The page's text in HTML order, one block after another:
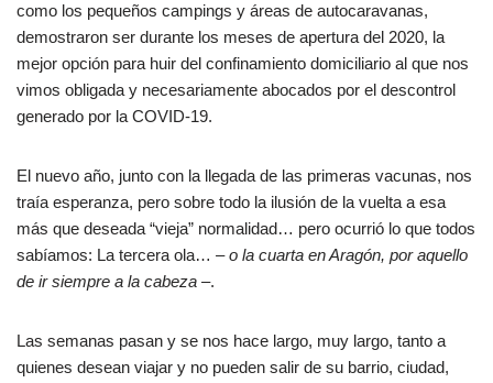
como los pequeños campings y áreas de autocaravanas,
demostraron ser durante los meses de apertura del 2020, la
mejor opción para huir del confinamiento domiciliario al que nos
vimos obligada y necesariamente abocados por el descontrol
generado por la COVID-19.
El nuevo año, junto con la llegada de las primeras vacunas, nos
traía esperanza, pero sobre todo la ilusión de la vuelta a esa
más que deseada “vieja” normalidad… pero ocurrió lo que todos
sabíamos: La tercera ola… – o la cuarta en Aragón, por aquello
de ir siempre a la cabeza –.
Las semanas pasan y se nos hace largo, muy largo, tanto a
quienes desean viajar y no pueden salir de su barrio, ciudad,